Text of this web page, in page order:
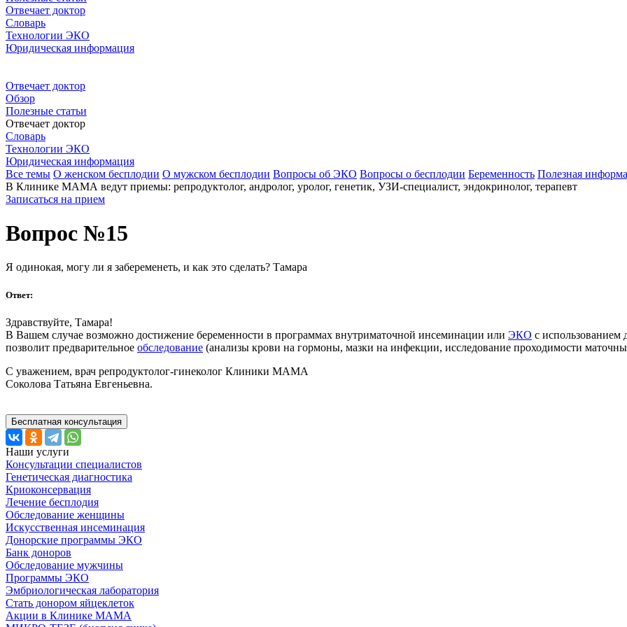
Отвечает доктор
Словарь
Технологии ЭКО
Юридическая информация
Отвечает доктор
Обзор
Полезные статьи
Отвечает доктор
Словарь
Технологии ЭКО
Юридическая информация
Все темы О женском бесплодии О мужском бесплодии Вопросы об ЭКО Вопросы о бесплодии Беременность Полезная
В Клинике МАМА ведут приемы: репродуктолог, андролог, уролог, генетик, УЗИ-специалист, эндокринолог, терапевт
Записаться на прием
Вопрос №15
Я одинокая, могу ли я забеременеть, и как это сделать? Тамара
Ответ:
Здравствуйте, Тамара!
В Вашем случае возможно достижение беременности в программах внутриматочной инсеминации или ЭКО с
позволит предварительное обследование (анализы крови на гормоны, мазки на инфекции, исследование проходимости
С уважением, врач репродуктолог-гинеколог Клиники МАМА
Соколова Татьяна Евгеньевна.
Бесплатная консультация
Наши услуги
Консультации специалистов
Генетическая диагностика
Криоконсервация
Лечение бесплодия
Обследование женщины
Искусственная инсеминация
Донорские программы ЭКО
Банк доноров
Обследование мужчины
Программы ЭКО
Эмбриологическая лаборатория
Стать донором яйцеклеток
Акции в Клинике МАМА